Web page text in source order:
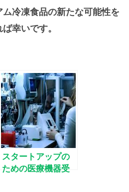
冷凍食品の新たな可能性を
幸いです。
スタートアップの
ための医療機器受